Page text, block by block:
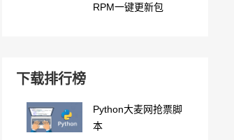
RPM一键更新包
下载排行榜
Python大麦网抢票脚
本